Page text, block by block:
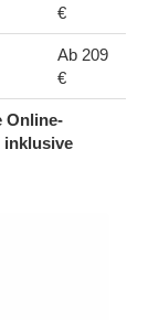
€
Ab 209
€
Online-
inklusive